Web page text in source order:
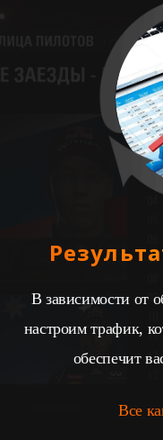
В зависимости от
настроим трафик,
обеспечит
Все